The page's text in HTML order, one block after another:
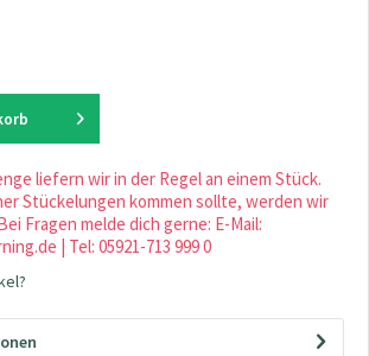
liefern wir in der Regel an einem Stück.
Stückelungen kommen sollte, werden wir
Fragen melde dich gerne: E-Mail:
| Tel: 05921-713 999 0